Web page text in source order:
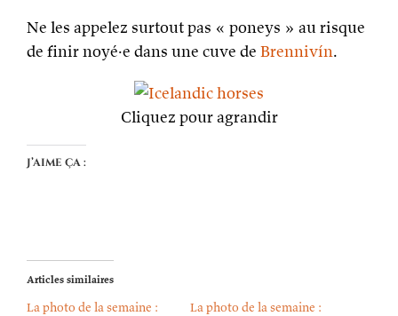
Ne les appelez surtout pas « poneys » au risque
de finir noyé·e dans une cuve de Brennivín.
Cliquez pour agrandir
J’aime ça :
Articles similaires
La photo de la semaine :
La photo de la semaine :